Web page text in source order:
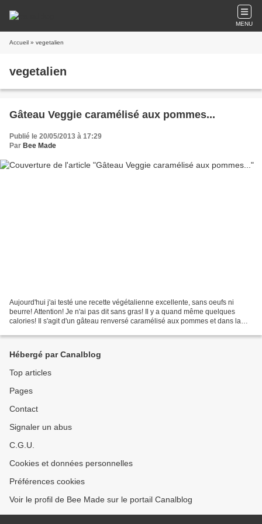
MENU
Accueil » vegetalien
vegetalien
Gâteau Veggie caramélisé aux pommes...
Publié le 20/05/2013 à 17:29
Par Bee Made
Aujourd'hui j'ai testé une recette végétalienne excellente, sans oeufs ni
beurre! Attention! Je n'ai pas dit sans gras! Il y a quand même quelques
calories! Il s'agit d'un gâteau renversé caramélisé aux pommes et dans la
Hébergé par Canalblog
Top articles
Pages
Contact
Signaler un abus
C.G.U.
Cookies et données personnelles
Préférences cookies
Voir le profil de Bee Made sur le portail Canalblog